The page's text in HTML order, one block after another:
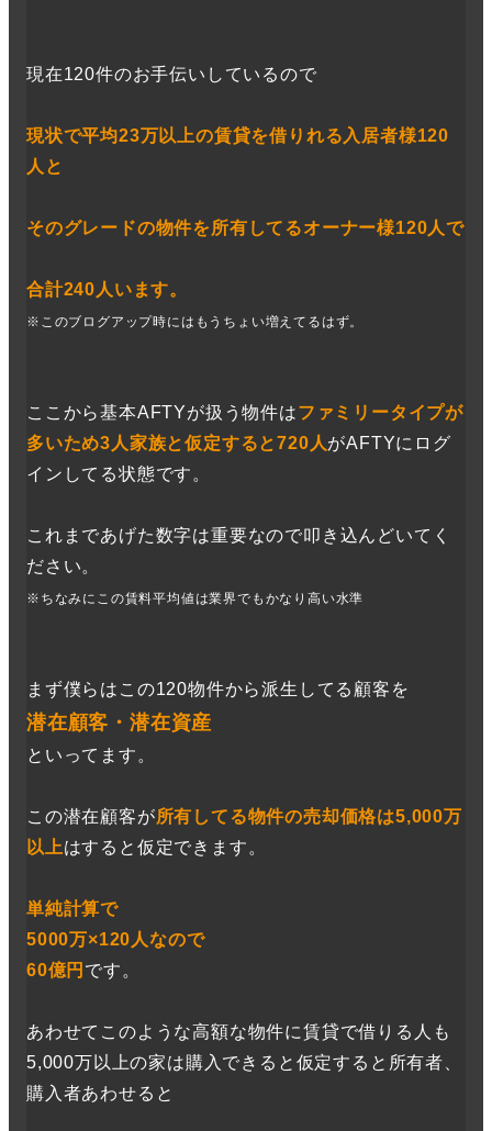
現在120件のお手伝いしているので
現状で平均23万以上の賃貸を借りれる入居者様120
人と
そのグレードの物件を所有してるオーナー様120人で
合計240人います。
※このブログアップ時にはもうちょい増えてるはず。
ここから基本AFTYが扱う物件はファミリータイプが
多いため3人家族と仮定すると720人がAFTYにログ
インしてる状態です。
これまであげた数字は重要なので叩き込んどいてく
ださい。
※ちなみにこの賃料平均値は業界でもかなり高い水準
まず僕らはこの120物件から派生してる顧客を
潜在顧客・潜在資産
といってます。
この潜在顧客が所有してる物件の売却価格は5,000万
以上はすると仮定できます。
単純計算で
5000万×120人なので
60億円 です。
あわせてこのような高額な物件に賃貸で借りる人も
5,000万以上の家は購入できると仮定すると所有者、
購入者あわせると